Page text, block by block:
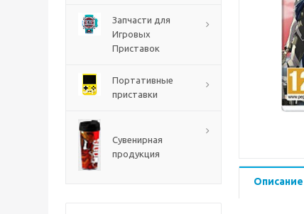
Запчасти для
Игровых
Приставок
Портативные
приставки
Сувенирная
продукция
Описание